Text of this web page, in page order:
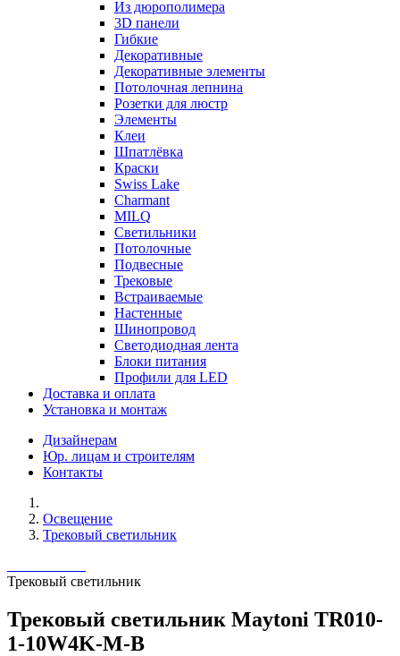
Из дюрополимера
3D панели
Гибкие
Декоративные
Декоративные элементы
Потолочная лепнина
Розетки для люстр
Элементы
Клеи
Шпатлёвка
Краски
Swiss Lake
Charmant
MILQ
Светильники
Потолочные
Подвесные
Трековые
Встраиваемые
Настенные
Шинопровод
Светодиодная лента
Блоки питания
Профили для LED
Доставка и оплата
Установка и монтаж
Дизайнерам
Юр. лицам и строителям
Контакты
Освещение
Трековый светильник
Трековый светильник
Трековый светильник Maytoni TR010-
1-10W4K-M-B